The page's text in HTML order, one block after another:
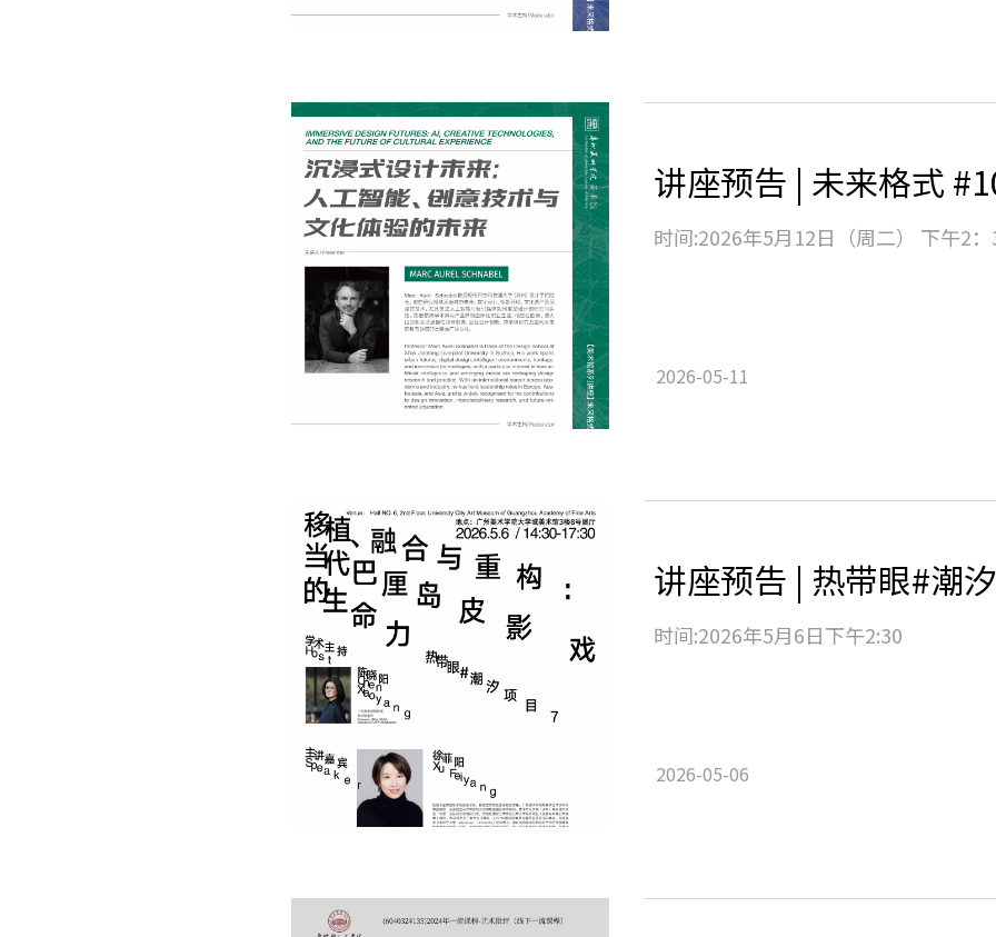
时间:2026年5月12日（周二） 下午2：
2026-05-11
时间:2026年5月6日下午2:30
2026-05-06